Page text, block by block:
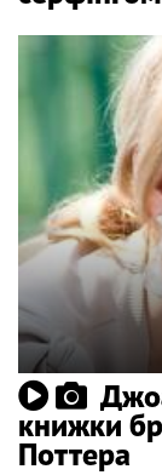
книжки
Поттера